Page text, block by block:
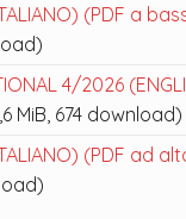
(PDF a
4/2026
MiB, 674 download)
(PDF ad